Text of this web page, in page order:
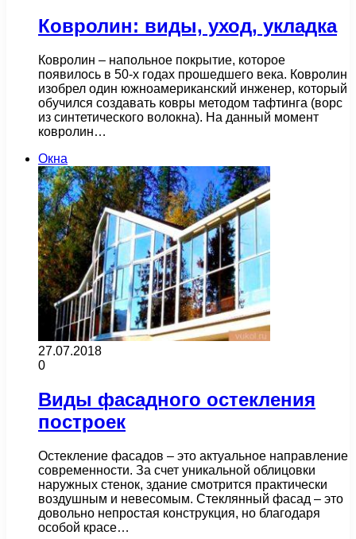
Ковролин: виды, уход, укладка
Ковролин – напольное покрытие, которое
появилось в 50-х годах прошедшего века. Ковролин
изобрел один южноамериканский инженер, который
обучился создавать ковры методом тафтинга (ворс
из синтетического волокна). На данный момент
ковролин…
Окна
27.07.2018
0
Виды фасадного остекления
построек
Остекление фасадов – это актуальное направление
современности. За счет уникальной облицовки
наружных стенок, здание смотрится практически
воздушным и невесомым. Стеклянный фасад – это
довольно непростая конструкция, но благодаря
особой красе…